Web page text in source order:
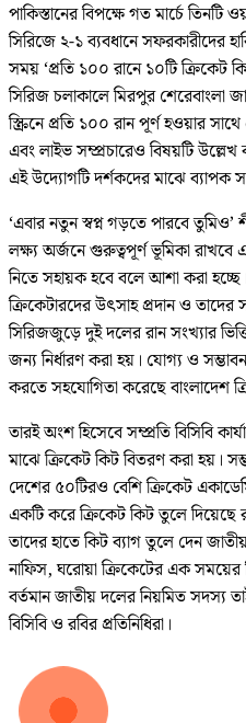
পাকিস্তানের বিপক্ষে গত মার্চে তিনটি
সিরিজে ২-১ ব্যবধানে সফরকারীদের
সময় ‘প্রতি ১০০ রানে ১০টি ক্রিকেট
সিরিজ চলাকালে মিরপুর শেরেবাংলা
স্ক্রিনে প্রতি ১০০ রান পূর্ণ হওয়ার
এবং লাইভ সম্প্রচারেও বিষয়টি
এই উদ্যোগটি দর্শকদের মাঝে ব্যাপক
‘এবার নতুন স্বপ্ন গড়তে পারবে
লক্ষ্য অর্জনে গুরুত্বপূর্ণ ভূমিকা
নিতে সহায়ক হবে বলে আশা করা
ক্রিকেটারদের উৎসাহ প্রদান ও
সিরিজজুড়ে দুই দলের রান সংখ্যার
জন্য নির্ধারণ করা হয়। যোগ্য ও
করতে সহযোগিতা করেছে বাংলাদেশ
তারই অংশ হিসেবে সম্প্রতি বিসিবি
মাঝে ক্রিকেট কিট বিতরণ করা হয়।
দেশের ৫০টিরও বেশি ক্রিকেট
একটি করে ক্রিকেট কিট তুলে দিয়েছে
তাদের হাতে কিট ব্যাগ তুলে দেন
নাফিস, ঘরোয়া ক্রিকেটের এক
বর্তমান জাতীয় দলের নিয়মিত সদস্য
বিসিবি ও রবির প্রতিনিধিরা।